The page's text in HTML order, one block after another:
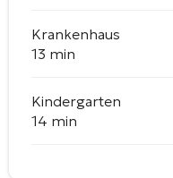
Krankenhaus
13 min
Kindergarten
14 min